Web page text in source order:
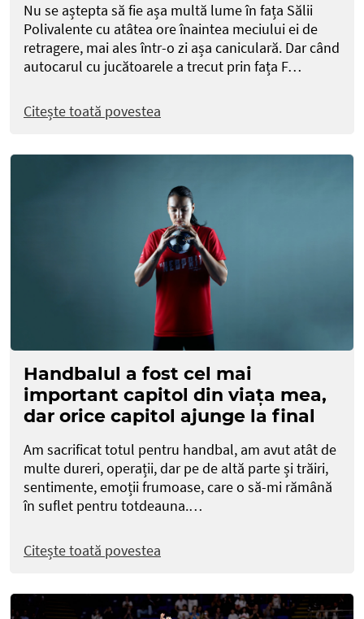
Nu se aștepta să fie așa multă lume în fața Sălii
Polivalente cu atâtea ore înaintea meciului ei de
retragere, mai ales într-o zi așa caniculară. Dar când
autocarul cu jucătoarele a trecut prin fața F…
Citește toată povestea
Handbalul a fost cel mai
important capitol din viața mea,
dar orice capitol ajunge la final
Am sacrificat totul pentru handbal, am avut atât de
multe dureri, operații, dar pe de altă parte și trăiri,
sentimente, emoții frumoase, care o să-mi rămână
în suflet pentru totdeauna.…
Citește toată povestea